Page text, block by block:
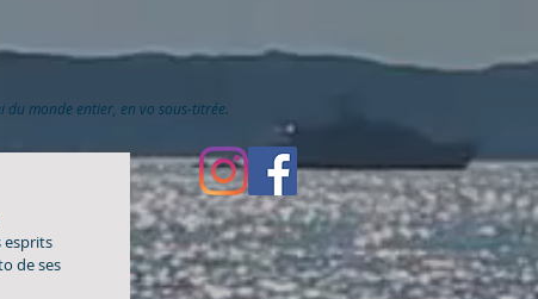
esprits
de ses
du monde entier, en vo sous-titrée.